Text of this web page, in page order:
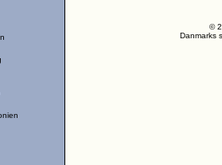
©
Danmarks